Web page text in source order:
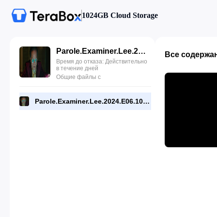
1024GB Cloud Storage
Parole.Examiner.Lee.2024.E06.1080p.WEB.[RMC].mp4
Время до отказа: Действительно
в течение дней
Общие файлы с
Parole.Examiner.Lee.2024.E06.1080p.WEB.[RMC].mp4
Все